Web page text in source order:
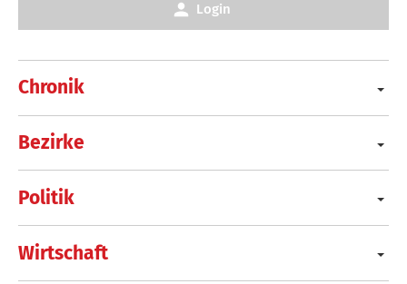
Chronik
Bezirke
Politik
Wirtschaft
Login